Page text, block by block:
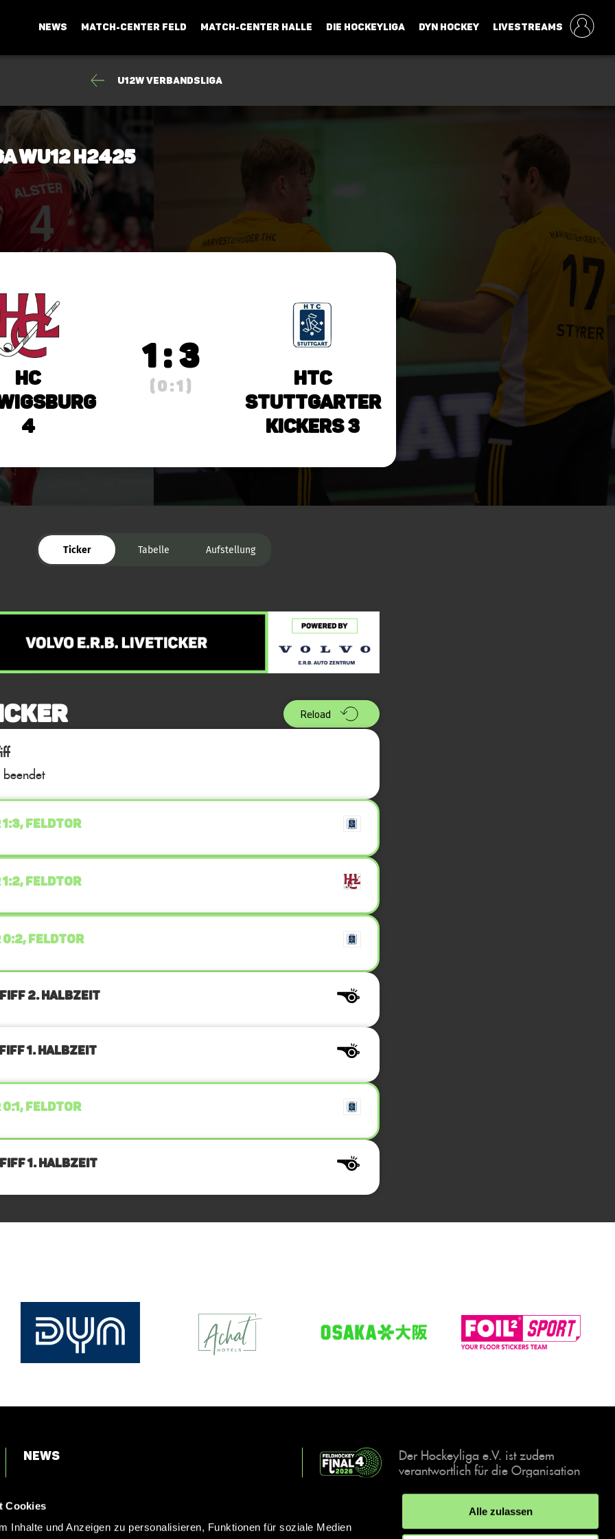
Cookies
Inhalte und Anzeigen zu personalisieren, Funktionen für soziale Medien
Alle zulassen
NEWS MATCH-CENTER FELD MATCH-CENTER HALLE DIE HOCKEYLIGA DYN HOCKEY LIVESTREAMS
U12w Verbandsliga
wU12 H2425
HC
4
1 : 3
( 0 : 1 )
HTC
Stuttgarter
Kickers 3
Ticker Tabelle Aufstellung
Reload
1:3, FELDTOR
1:2, FELDTOR
0:2, FELDTOR
2. Halbzeit
1. Halbzeit
0:1, FELDTOR
1. Halbzeit
News
Kontakt
Der Hockeyliga e.V. ist zudem
verantwortlich für die Organisation
Events, der deutschen Hockey-
Meisterschaften.